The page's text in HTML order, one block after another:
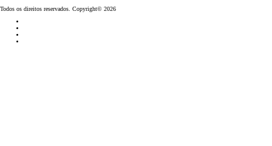
Todos os direitos reservados. Copyright© 2026